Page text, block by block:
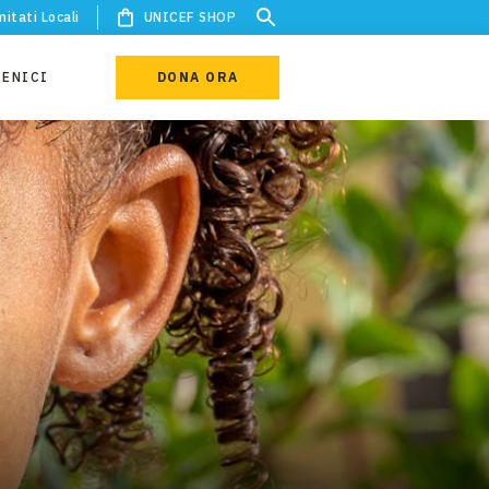
Locali UNICEF SHOP
DONA ORA